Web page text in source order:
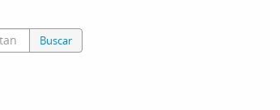
Buscar